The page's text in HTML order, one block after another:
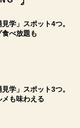
学」スポット4つ。
べ放題も
学」スポット3つ。
も味わえる